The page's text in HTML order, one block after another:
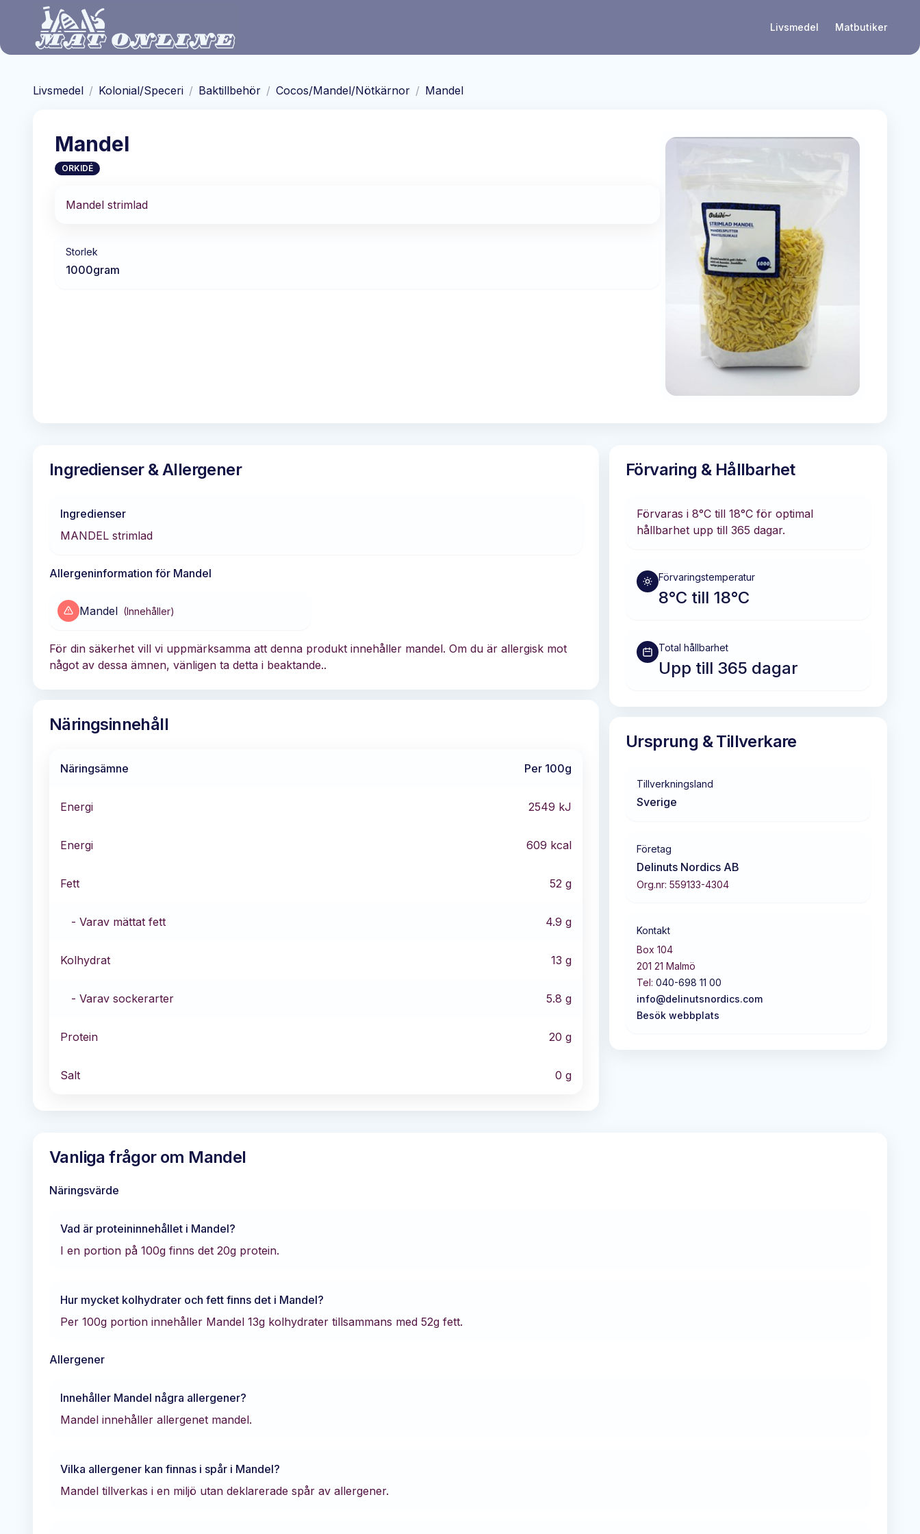
Hoppa till huvudinnehåll
Livsmedel Matbutiker
Livsmedel / Kolonial/Speceri / Baktillbehör / Cocos/Mandel/Nötkärnor / Mandel
Mandel
ORKIDÉ
Mandel strimlad
Storlek
1000gram
Ingredienser & Allergener
Ingredienser
MANDEL strimlad
Allergeninformation för Mandel
Mandel (Innehåller)
För din säkerhet vill vi uppmärksamma att denna produkt innehåller mandel. Om du är allergisk mot
något av dessa ämnen, vänligen ta detta i beaktande..
Näringsinnehåll
Näringsämne Per 100g
Energi 2549 kJ
Energi 609 kcal
Fett 52 g
- Varav mättat fett 4.9 g
Kolhydrat 13 g
- Varav sockerarter 5.8 g
Protein 20 g
Salt 0 g
Förvaring & Hållbarhet
Förvaras i 8°C till 18°C för optimal
hållbarhet upp till 365 dagar.
Förvaringstemperatur
8°C till 18°C
Total hållbarhet
Upp till 365 dagar
Ursprung & Tillverkare
Tillverkningsland
Sverige
Företag
Delinuts Nordics AB
Org.nr: 559133-4304
Kontakt
Box 104
201 21 Malmö
Tel: 040-698 11 00
info@delinutsnordics.com
Besök webbplats
Vanliga frågor om Mandel
Näringsvärde
Vad är proteininnehållet i Mandel?
I en portion på 100g finns det 20g protein.
Hur mycket kolhydrater och fett finns det i Mandel?
Per 100g portion innehåller Mandel 13g kolhydrater tillsammans med 52g fett.
Allergener
Innehåller Mandel några allergener?
Mandel innehåller allergenet mandel.
Vilka allergener kan finnas i spår i Mandel?
Mandel tillverkas i en miljö utan deklarerade spår av allergener.